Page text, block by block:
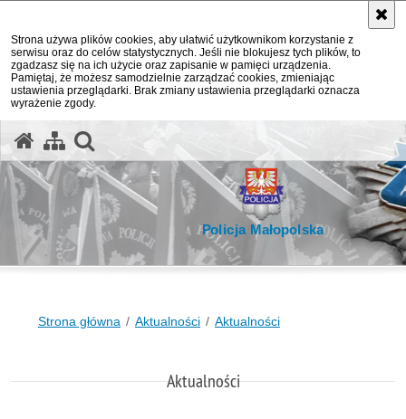
Strona używa plików cookies, aby ułatwić użytkownikom korzystanie z
serwisu oraz do celów statystycznych. Jeśli nie blokujesz tych plików, to
zgadzasz się na ich użycie oraz zapisanie w pamięci urządzenia.
Pamiętaj, że możesz samodzielnie zarządzać cookies, zmieniając
ustawienia przeglądarki. Brak zmiany ustawienia przeglądarki oznacza
wyrażenie zgody.
Policja Małopolska
Strona główna Aktualności Aktualności
Aktualności